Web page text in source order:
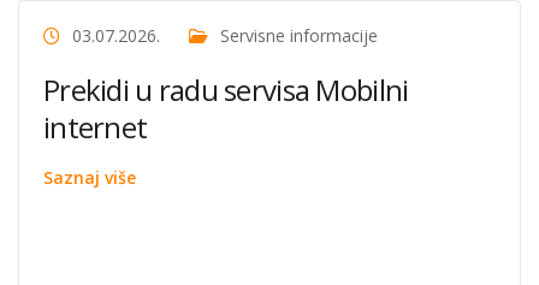
03.07.2026. Servisne informacije
Prekidi u radu servisa Mobilni
internet
Saznaj više